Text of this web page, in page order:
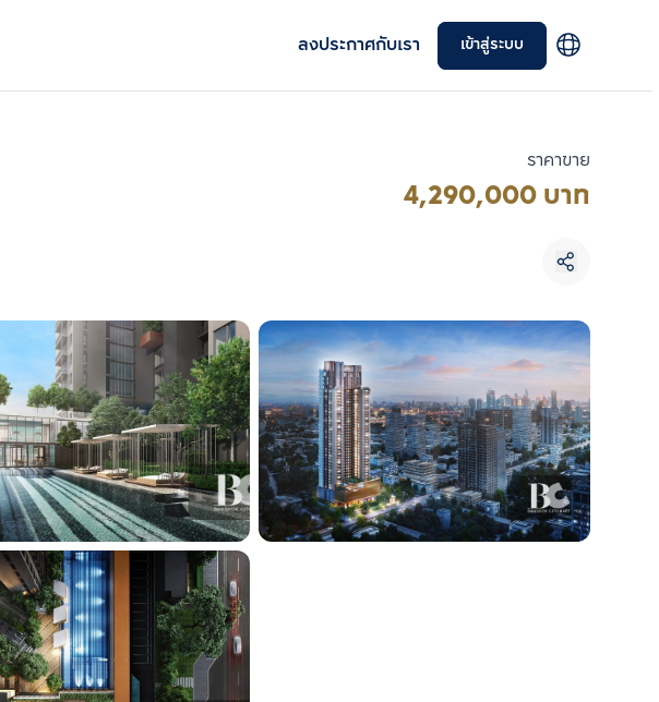
ลงประกาศกับเรา เข้าสู่ระบบ
ราคาขาย
4,290,000 บาท
เพิ่มยูนิตเปรียบเทียบ
รายการที่ 3
เลือกยูนิตเพื่อเปรียบเทียบ
เลือกได้สูงสุด 3 รายการ
เปรียบเทียบ
ลบทั้งหมด